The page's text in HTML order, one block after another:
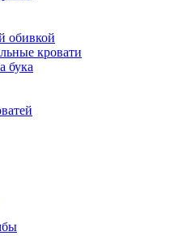
обивкой
кровати
бука